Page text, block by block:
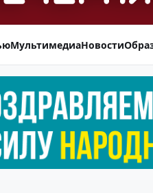
МультимедиаНовости